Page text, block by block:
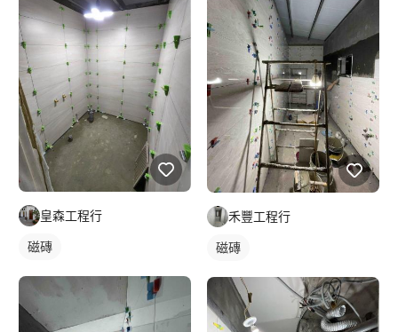
皇森工程行
磁磚
禾豐工程行
磁磚